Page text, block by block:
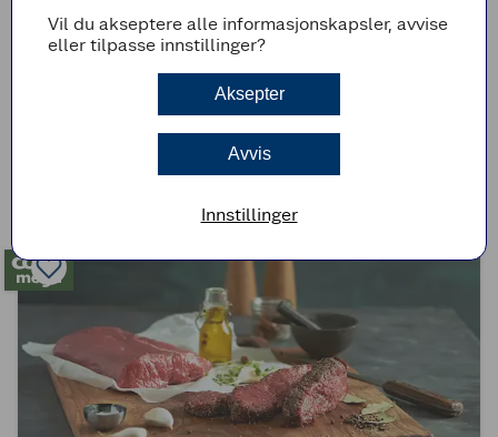
Enkel
Vil du akseptere alle informasjonskapsler, avvise
eller tilpasse innstillinger?
Aksepter
Avvis
Innstillinger